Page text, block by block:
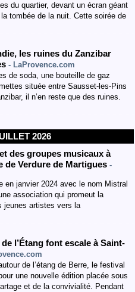
du quartier, devant un écran géant
tombée de la nuit. Cette soirée de
les ruines du Zanzibar
- LaProvence.com
de soda, une bouteille de gaz
située entre Sausset-les-Pins
il n’en reste que des ruines.
2026
des groupes musicaux à
de Verdure de Martigues -
en janvier 2024 avec le nom Mistral
association qui promeut la
jeunes artistes vers la
l’Étang font escale à Saint-
de l’étang de Berre, le festival
une nouvelle édition placée sous
et de la convivialité. Pendant